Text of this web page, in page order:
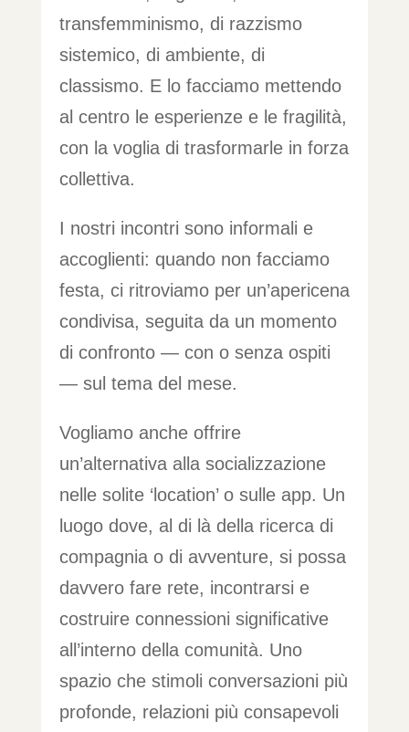
transfemminismo, di razzismo
sistemico, di ambiente, di
classismo. E lo facciamo mettendo
al centro le esperienze e le fragilità,
con la voglia di trasformarle in forza
collettiva.
I nostri incontri sono informali e
accoglienti: quando non facciamo
festa, ci ritroviamo per un’apericena
condivisa, seguita da un momento
di confronto — con o senza ospiti
— sul tema del mese.
Vogliamo anche offrire
un’alternativa alla socializzazione
nelle solite ‘location’ o sulle app. Un
luogo dove, al di là della ricerca di
compagnia o di avventure, si possa
davvero fare rete, incontrarsi e
costruire connessioni significative
all’interno della comunità. Uno
spazio che stimoli conversazioni più
profonde, relazioni più consapevoli